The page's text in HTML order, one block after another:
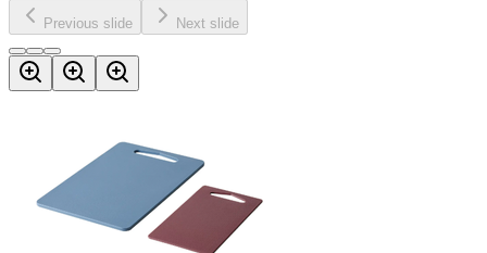
Previous slide Next slide